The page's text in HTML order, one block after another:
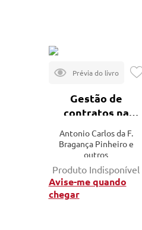
Gestão de
contratos na
construção civil
Antonio Carlos da F.
Bragança Pinheiro e
outros
Produto Indisponível
Avise-me quando
chegar